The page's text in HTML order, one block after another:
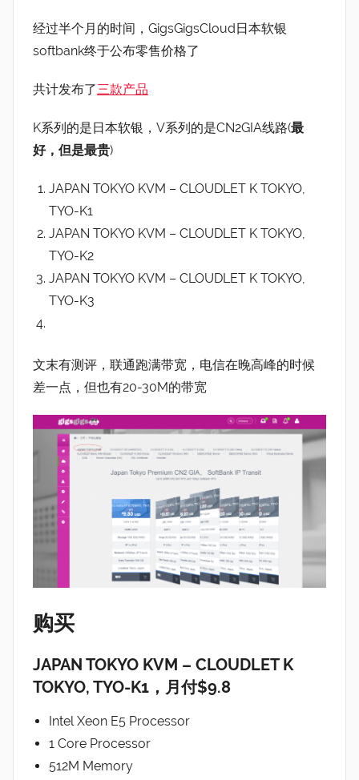
经过半个月的时间，GigsGigsCloud日本软银
softbank终于公布零售价格了
共计发布了三款产品
K系列的是日本软银，V系列的是CN2GIA线路(最
好，但是最贵)
JAPAN TOKYO KVM – CLOUDLET K TOKYO,
TYO-K1
JAPAN TOKYO KVM – CLOUDLET K TOKYO,
TYO-K2
JAPAN TOKYO KVM – CLOUDLET K TOKYO,
TYO-K3
文末有测评，联通跑满带宽，电信在晚高峰的时候
差一点，但也有20-30M的带宽
购买
JAPAN TOKYO KVM – CLOUDLET K
TOKYO, TYO-K1，月付$9.8
Intel Xeon E5 Processor
1 Core Processor
512M Memory